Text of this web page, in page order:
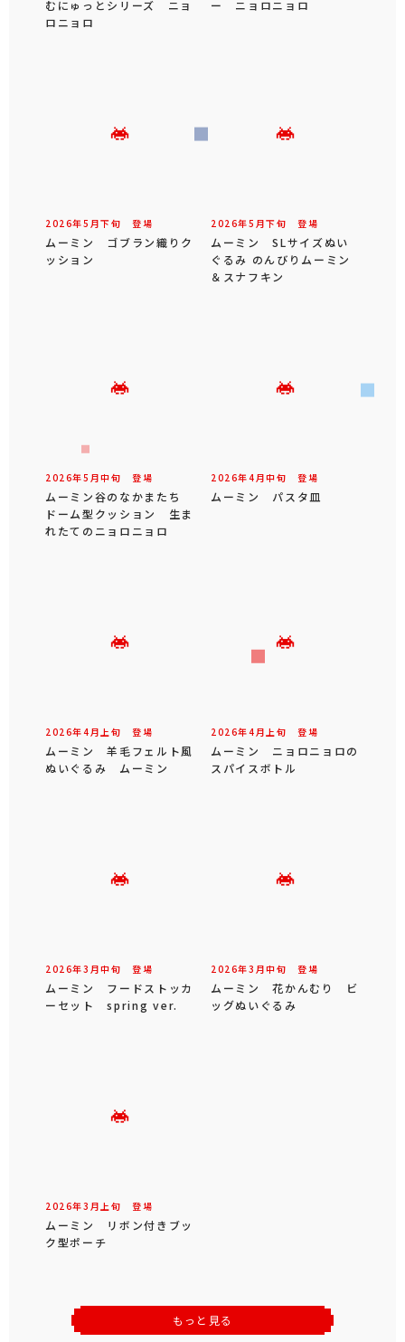
むにゅっとシリーズ ニョ
ロニョロ
ー ニョロニョロ
2026年5 月下旬 登場
ムーミン ゴブラン織りク
ッション
2026年5 月下旬 登場
ムーミン SLサイズぬい
ぐるみ のんびりムーミン
＆スナフキン
2026年5 月中旬 登場
ムーミン谷のなかまたち
ドーム型クッション 生ま
れたてのニョロニョロ
2026年4 月中旬 登場
ムーミン パスタ皿
2026年4 月 上旬 登場
ムーミン 羊毛フェルト風
ぬいぐるみ ムーミン
2026年4 月 上旬 登場
ムーミン ニョロニョロの
スパイスボトル
2026年3 月中旬 登場
ムーミン フードストッカ
ーセット spring ver.
2026年3 月中旬 登場
ムーミン 花かんむり ビ
ッグぬいぐるみ
2026年3 月 上旬 登場
ムーミン リボン付きブッ
ク型ポーチ
もっと見る